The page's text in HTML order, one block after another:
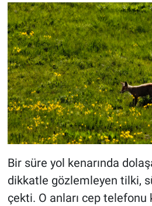
Bir süre yol kenarında
dikkatle gözlemleyen tilki,
çekti. O anları cep telefonu